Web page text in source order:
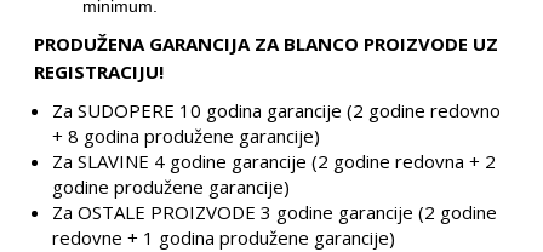
minimum.
PRODUŽENA GARANCIJA ZA BLANCO PROIZVODE UZ
REGISTRACIJU!
Za SUDOPERE 10 godina garancije (2 godine redovno
+ 8 godina produžene garancije)
Za SLAVINE 4 godine garancije (2 godine redovna + 2
godine produžene garancije)
Za OSTALE PROIZVODE 3 godine garancije (2 godine
redovne + 1 godina produžene garancije)